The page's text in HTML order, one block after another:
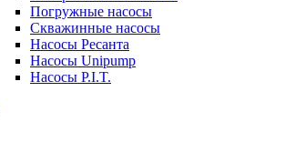
Погружные насосы
Скважинные насосы
Насосы Ресанта
Насосы Unipump
Насосы P.I.T.